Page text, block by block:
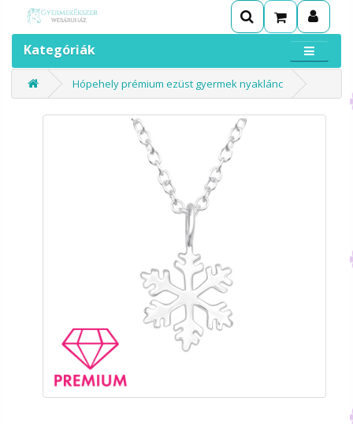
Kategóriák
Hópehely prémium ezüst gyermek nyaklánc